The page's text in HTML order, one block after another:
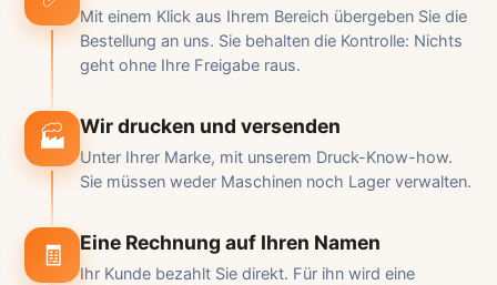
Mit einem Klick aus Ihrem Bereich übergeben Sie die
Bestellung an uns. Sie behalten die Kontrolle: Nichts
geht ohne Ihre Freigabe raus.
🏭 Wir drucken und versenden
Unter Ihrer Marke, mit unserem Druck-Know-how.
Sie müssen weder Maschinen noch Lager verwalten.
🧾 Eine Rechnung auf Ihren Namen
Ihr Kunde bezahlt Sie direkt. Für ihn wird eine